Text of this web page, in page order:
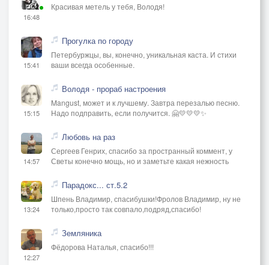
16:48
Красивая метель у тебя, Володя!
15:41
Прогулка по городу
Петербуржцы, вы, конечно, уникальная каста. И стихи
ваши всегда особенные.
15:15
Володя - прораб настроения
Mangust, может и к лучшему. Завтра перезалью песню.
Надо подправить, если получится. 🤗💛💛💛✨
14:57
Любовь на раз
Сергеев Генрих, спасибо за пространный коммент, у
Светы конечно мощь, но и заметьте какая нежность
13:24
Парадокс... ст.5.2
Шпень Владимир, спасибушки!Фролов Владимир, ну не
только,просто так совпало,подряд,спасибо!
12:27
Земляника
Фёдорова Наталья, спасибо!!!